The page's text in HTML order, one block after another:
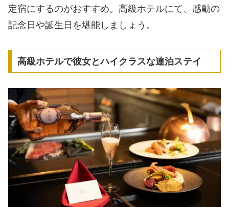
定宿にするのがおすすめ。高級ホテルにて、感動の
記念日や誕生日を堪能しましょう。
高級ホテルで彼女とハイクラスな連泊ステイ